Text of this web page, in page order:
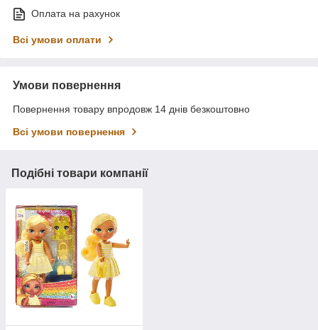
Оплата на рахунок
Всі умови оплати
Умови повернення
Повернення товару впродовж 14 днів безкоштовно
Всі умови повернення
Подібні товари компанії